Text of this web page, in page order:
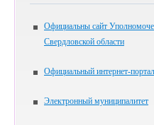
Официальны сайт
Свердловской области
Официальный интернет-
Электронный муниципалитет